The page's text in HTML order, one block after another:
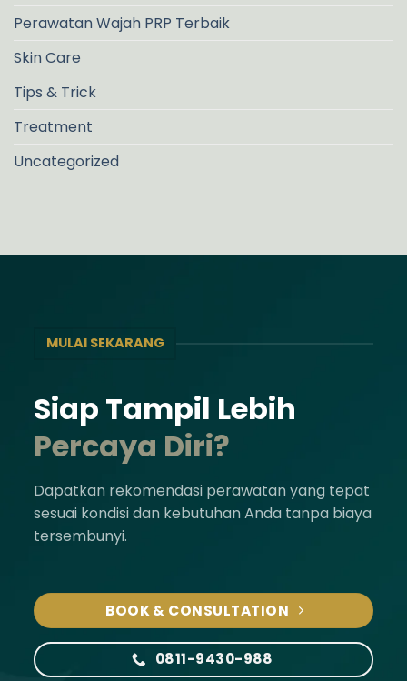
Perawatan Wajah PRP Terbaik
Skin Care
Tips & Trick
Treatment
Uncategorized
MULAI SEKARANG
Siap Tampil Lebih
Percaya Diri?
Dapatkan rekomendasi perawatan yang tepat
sesuai kondisi dan kebutuhan Anda tanpa biaya
tersembunyi.
BOOK & CONSULTATION
0811-9430-988